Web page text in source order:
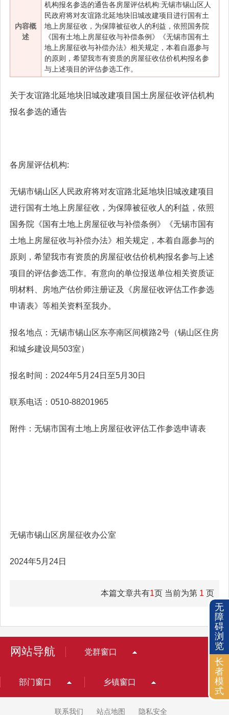
内容概
述
机构报名参选的通告各房屋评估机构:无锡市锡山区人
民政府将对友谊路北延地块旧城改建项目进行国有土
地上房屋征收，为保障被征收人的利益，依照国务院
《国有土地上房屋征收与补偿条例》《无锡市国有土
地上房屋征收与补偿办法》相关规定，本着自愿参与
的原则，希望我市有资质的房屋征收估价机构报名参
与上述项目的评估参选工作。
关于友谊路北延地块旧城改建项目国土房屋征收评估机构
报名参选的通告
各房屋评估机构:
无锡市锡山区人民政府将对友谊路北延地块旧城改建项目
进行国有土地上房屋征收，为保障被征收人的利益，依照
国务院《国有土地上房屋征收与补偿条例》《无锡市国有
土地上房屋征收与补偿办法》相关规定，本着自愿参与的
原则，希望我市有资质的房屋征收估价机构报名参与上述
项目的评估参选工作。有意向的单位报送单位相关资质证
明材料、房地产估价师注册证及《房屋征收评估工作参选
申请表》等相关资料至我办。
报名地点：无锡市锡山区东亭南区间横路2号（锡山区住房
和城乡建设局503室）
报名时间：2024年5月24日至5月30日
联系电话：0510-88201965
附件：无锡市国有土地上房屋征收评估工作参选申请表
无锡市锡山区房屋征收办公室
2024年5月24日
本篇文章共有1页 当前为第 1 页
网站导航 党群窗口
部门窗口 乡镇窗口
联系我们 站点地图 隐私安全
无
障
碍
浏
览
长
者
模
式